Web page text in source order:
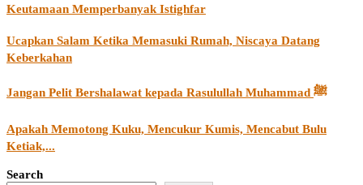
Keutamaan Memperbanyak Istighfar
Ucapkan Salam Ketika Memasuki Rumah, Niscaya Datang
Keberkahan
Jangan Pelit Bershalawat kepada Rasulullah Muhammad ﷺ
Apakah Memotong Kuku, Mencukur Kumis, Mencabut Bulu
Ketiak,...
Search